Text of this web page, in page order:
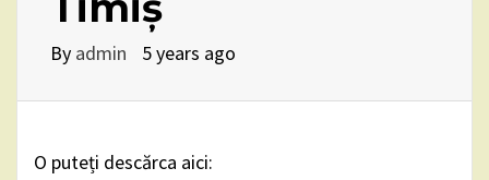
By admin 5 years ago
O puteți descărca aici: